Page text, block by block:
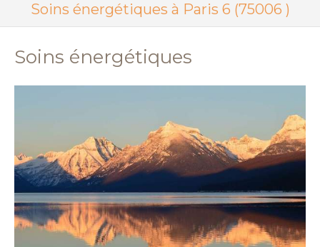
Soins énergétiques à Paris 6 (75006 )
Soins énergétiques